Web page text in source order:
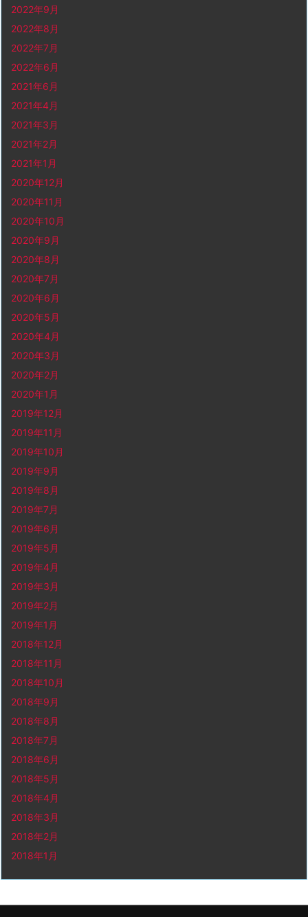
2022年9月
2022年8月
2022年7月
2022年6月
2021年6月
2021年4月
2021年3月
2021年2月
2021年1月
2020年12月
2020年11月
2020年10月
2020年9月
2020年8月
2020年7月
2020年6月
2020年5月
2020年4月
2020年3月
2020年2月
2020年1月
2019年12月
2019年11月
2019年10月
2019年9月
2019年8月
2019年7月
2019年6月
2019年5月
2019年4月
2019年3月
2019年2月
2019年1月
2018年12月
2018年11月
2018年10月
2018年9月
2018年8月
2018年7月
2018年6月
2018年5月
2018年4月
2018年3月
2018年2月
2018年1月